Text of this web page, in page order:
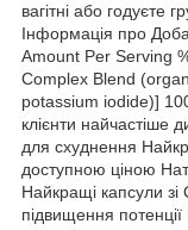
вагітні або годуєте
Інформація про
Amount Per Serving
Complex Blend
potassium iodide)]
клієнти найчастіше
для схуднення
доступною ціною
Найкращі капсули
підвищення потенції